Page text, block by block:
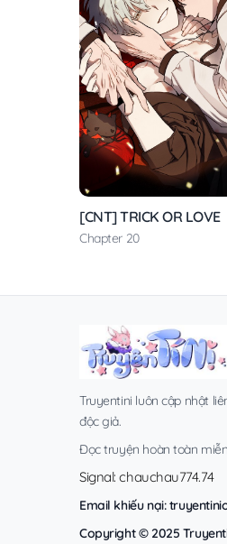
[CNT] TRICK OR LOVE
Chapter 20
Truyentini luôn cập nhật
độc giả.
Đọc truyện hoàn toàn
Signal: chauchau774.74
Email khiếu nại:
Copyright © 2025